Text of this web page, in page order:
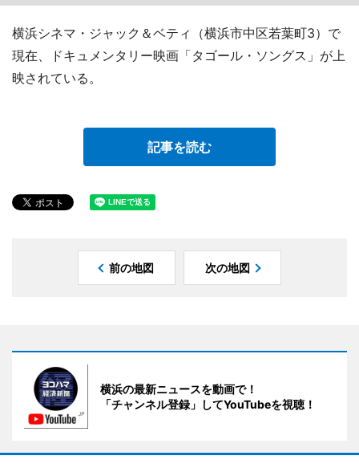
横浜シネマ・ジャック＆ベティ（横浜市中区若葉町3）で
現在、ドキュメンタリー映画「タゴール・ソングス」が上
映されている。
記事を読む
前の地図 次の地図
横浜の最新ニュースを動画で！
「チャンネル登録」してYouTubeを視聴！